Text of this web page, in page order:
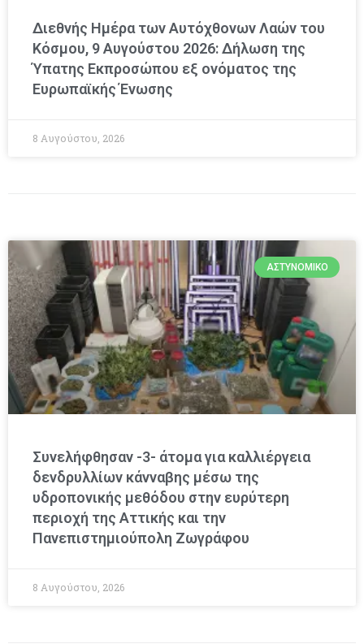
Διεθνής Ημέρα των Αυτόχθονων Λαών του
Κόσμου, 9 Αυγούστου 2026: Δήλωση της
Ύπατης Εκπροσώπου εξ ονόματος της
Ευρωπαϊκής Ένωσης
8 Αυγούστου, 2026
ΑΣΤΥΝΟΜΙΚΌ
Συνελήφθησαν -3- άτομα για καλλιέργεια
δενδρυλλίων κάνναβης μέσω της
υδροπονικής μεθόδου στην ευρύτερη
περιοχή της Αττικής και την
Πανεπιστημιούπολη Ζωγράφου
8 Αυγούστου, 2026